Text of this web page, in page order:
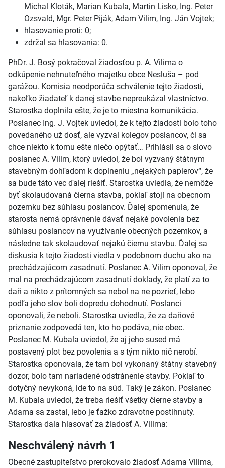
Michal Kloták, Marian Kubala, Martin Lisko, Ing. Peter
Ozsvald, Mgr. Peter Piják, Adam Vilim, Ing. Ján Vojtek;
hlasovanie proti: 0;
zdržal sa hlasovania: 0.
PhDr. J. Bosý pokračoval žiadosťou p. A. Vilima o
odkúpenie nehnuteľného majetku obce Nesluša – pod
garážou. Komisia neodporúča schválenie tejto žiadosti,
nakoľko žiadateľ k danej stavbe nepreukázal vlastníctvo.
Starostka doplnila ešte, že je to miestna komunikácia.
Poslanec Ing. J. Vojtek uviedol, že k tejto žiadosti bolo toho
povedaného už dosť, ale vyzval kolegov poslancov, či sa
chce niekto k tomu ešte niečo opýtať… Prihlásil sa o slovo
poslanec A. Vilim, ktorý uviedol, že bol vyzvaný štátnym
stavebným dohľadom k doplneniu „nejakých papierov“, že
sa bude táto vec ďalej riešiť. Starostka uviedla, že nemôže
byť skolaudovaná čierna stavba, pokiaľ stojí na obecnom
pozemku bez súhlasu poslancov. Ďalej spomenula, že
starosta nemá oprávnenie dávať nejaké povolenia bez
súhlasu poslancov na využívanie obecných pozemkov, a
následne tak skolaudovať nejakú čiernu stavbu. Ďalej sa
diskusia k tejto žiadosti viedla v podobnom duchu ako na
prechádzajúcom zasadnutí. Poslanec A. Vilim oponoval, že
mal na prechádzajúcom zasadnutí doklady, že platí za to
daň a nikto z prítomných sa nebol na ne pozrieť, lebo
podľa jeho slov boli dopredu dohodnutí. Poslanci
oponovali, že neboli. Starostka uviedla, že za daňové
priznanie zodpovedá ten, kto ho podáva, nie obec.
Poslanec M. Kubala uviedol, že aj jeho sused má
postavený plot bez povolenia a s tým nikto nič nerobí.
Starostka oponovala, že tam bol vykonaný štátny stavebný
dozor, bolo tam nariadené odstránenie stavby. Pokiaľ to
dotyčný nevykoná, ide to na súd. Taký je zákon. Poslanec
M. Kubala uviedol, že treba riešiť všetky čierne stavby a
Adama sa zastal, lebo je ťažko zdravotne postihnutý.
Starostka dala hlasovať za žiadosť A. Vilima:
Neschválený návrh 1
Obecné zastupiteľstvo prerokovalo žiadosť Adama Vilima,